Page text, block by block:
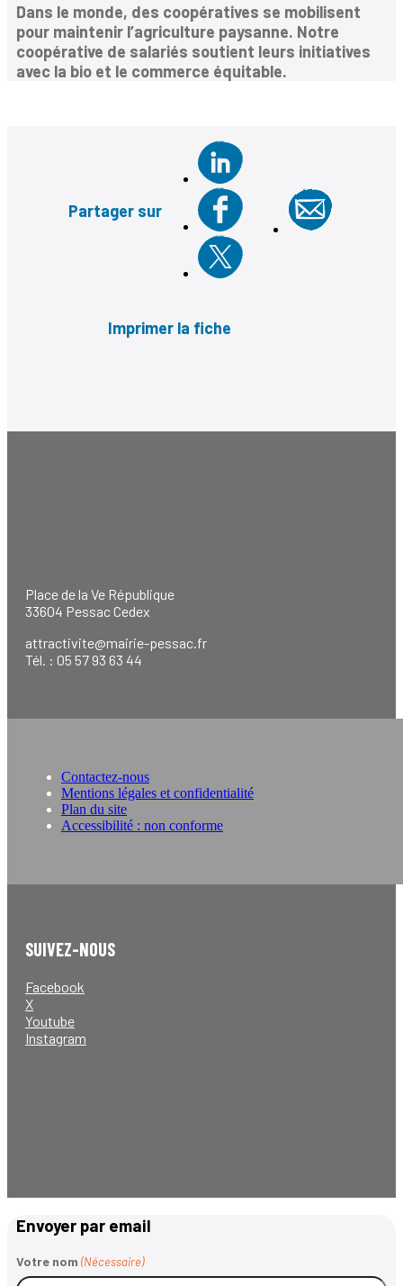
Dans le monde, des coopératives se mobilisent
pour maintenir l’agriculture paysanne. Notre
coopérative de salariés soutient leurs initiatives
avec la bio et le commerce équitable.
Partager sur
Imprimer la fiche
Place de la Ve République
33604 Pessac Cedex
attractivite@mairie-pessac.fr
Tél. : 05 57 93 63 44
Contactez-nous
Mentions légales et confidentialité
Plan du site
Accessibilité : non conforme
SUIVEZ-NOUS
Facebook
X
Youtube
Instagram
Envoyer par email
Votre nom (Nécessaire)